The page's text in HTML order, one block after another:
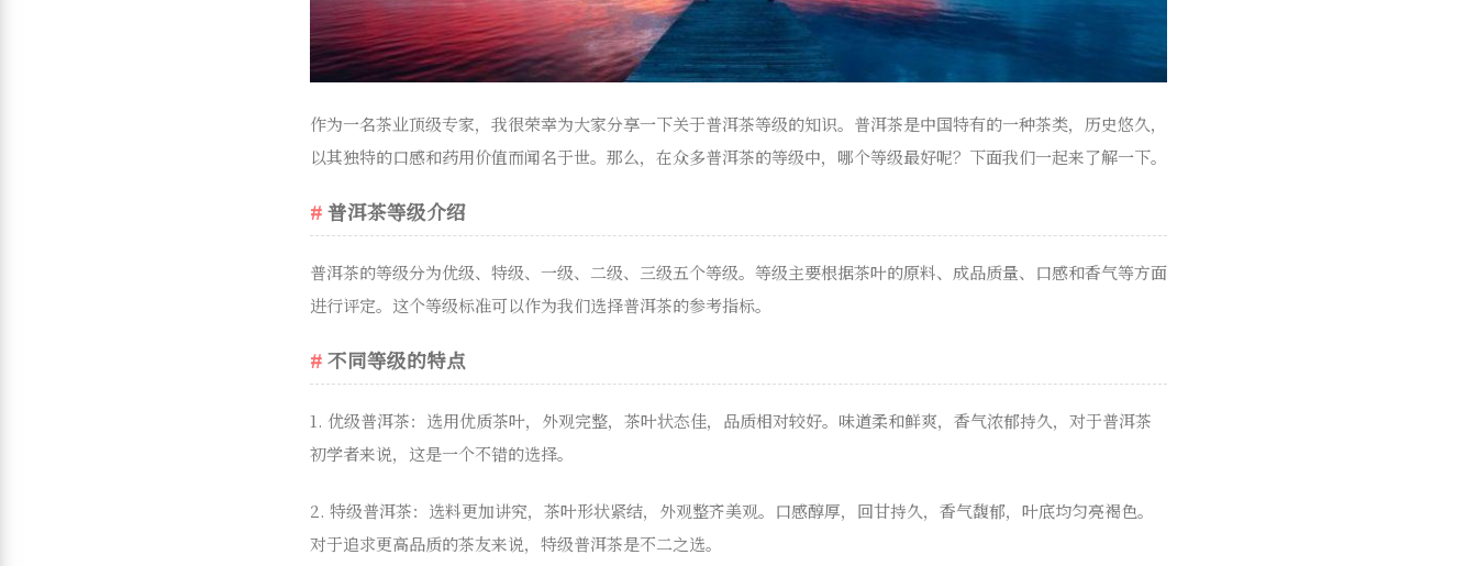
作为一名茶业顶级专家，我很荣幸为大家分享一下关于普洱茶等级的知识。普洱茶是中国特有的一种茶类，历史悠久，
以其独特的口感和药用价值而闻名于世。那么，在众多普洱茶的等级中，哪个等级最好呢？下面我们一起来了解一下。
普洱茶等级介绍
普洱茶的等级分为优级、特级、一级、二级、三级五个等级。等级主要根据茶叶的原料、成品质量、口感和香气等方面
进行评定。这个等级标准可以作为我们选择普洱茶的参考指标。
不同等级的特点
1. 优级普洱茶：选用优质茶叶，外观完整，茶叶状态佳，品质相对较好。味道柔和鲜爽，香气浓郁持久，对于普洱茶
初学者来说，这是一个不错的选择。
2. 特级普洱茶：选料更加讲究，茶叶形状紧结，外观整齐美观。口感醇厚，回甘持久，香气馥郁，叶底均匀亮褐色。
对于追求更高品质的茶友来说，特级普洱茶是不二之选。